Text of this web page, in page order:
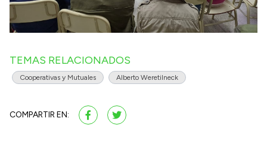
TEMAS RELACIONADOS
Cooperativas y Mutuales Alberto Weretilneck
COMPARTIR EN: